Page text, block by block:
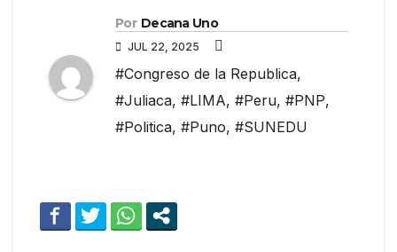
Por Decana Uno
JUL 22, 2025
#Congreso de la Republica,
#Juliaca, #LIMA, #Peru, #PNP,
#Politica, #Puno, #SUNEDU